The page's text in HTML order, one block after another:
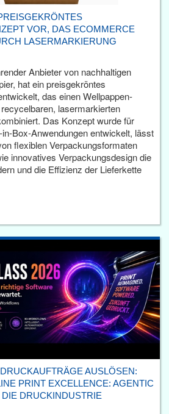
VOR, DAS ECOMMERCE
LASERMARKIERUNG
Anbieter von nachhaltigen
hat ein preisgekröntes
das einen Wellpappen-
lasermarkierten
Das Konzept wurde für
Box-Anwendungen entwickelt, lässt
flexiblen Verpackungsformaten
innovatives Verpackungsdesign die
und die Effizienz der Lieferkette
AUSLÖSEN:
PRINT EXCELLENCE: AGENTIC
DRUCKINDUSTRIE